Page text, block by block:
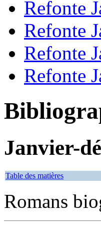
Refonte
Refonte
Refonte
Refonte
Janvier-
Table des matières
Romans